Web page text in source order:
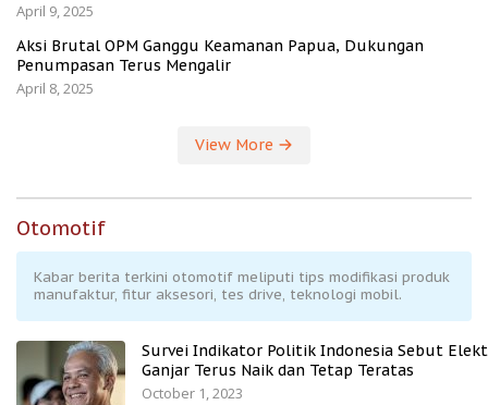
April 9, 2025
Aksi Brutal OPM Ganggu Keamanan Papua, Dukungan
Penumpasan Terus Mengalir
April 8, 2025
View More
Otomotif
Kabar berita terkini otomotif meliputi tips modifikasi produk
manufaktur, fitur aksesori, tes drive, teknologi mobil.
Survei Indikator Politik Indonesia Sebut
Ganjar Terus Naik dan Tetap Teratas
October 1, 2023